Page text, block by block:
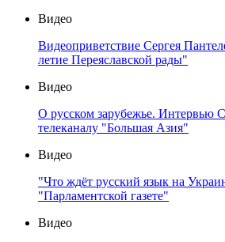
Видео
Видеоприветствие Сергея
летие Переяславской рады"
Видео
О русском зарубежье. Интервью
телеканалу "Большая Азия"
Видео
"Что ждёт русский язык на
"Парламентской газете"
Видео